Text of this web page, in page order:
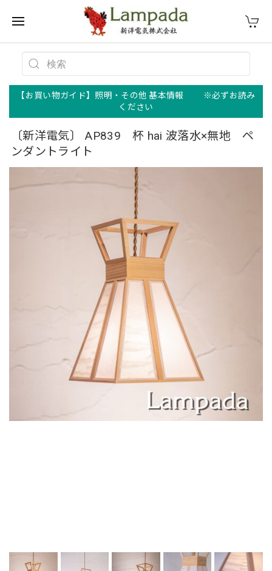
【お買い物ガイド】照明・その他 基本情報 ※必ずお読み
ください
〔新洋電気〕 AP839 杯 hai 波落水×無地 ペ
ンダントライト